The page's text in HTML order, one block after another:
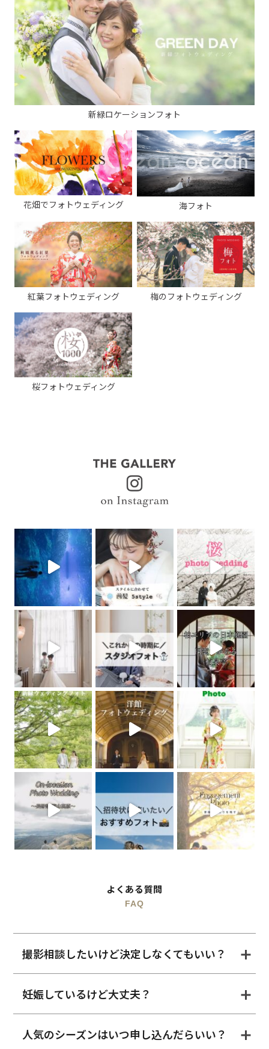
新緑ロケーションフォト
花畑でフォトウェディング 海フォト
紅葉フォトウェディング 梅のフォトウェディング
桜フォトウェディング
よくある質問
FAQ
撮影相談したいけど決定しなくてもいい？
妊娠しているけど大丈夫？
人気のシーズンはいつ申し込んだらいい？